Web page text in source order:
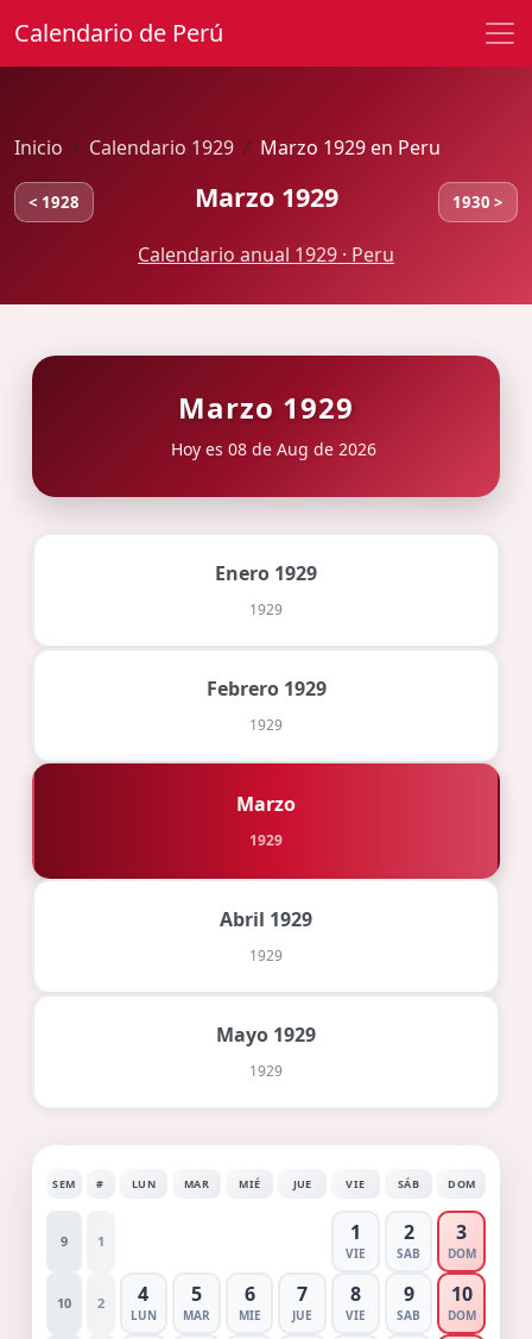
Calendario de Perú
Inicio Calendario 1929 Marzo 1929 en Peru
< 1928 Marzo 1929 1930 >
Calendario anual 1929 · Peru
Marzo 1929
Hoy es 08 de Aug de 2026
Enero 1929
1929
Febrero 1929
1929
Marzo
1929
Abril 1929
1929
Mayo 1929
1929
SEM # LUN MAR MIÉ JUE VIE SÁB DOM
9 1 1
VIE
2
SAB
3
DOM
10 2 4
LUN
5
MAR
6
MIE
7
JUE
8
VIE
9
SAB
10
DOM